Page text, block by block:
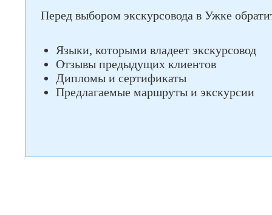
Перед выбором экскурсовода в Ужке
Языки, которыми владеет экскурсовод
Отзывы предыдущих клиентов
Дипломы и сертификаты
Предлагаемые маршруты и экскурсии